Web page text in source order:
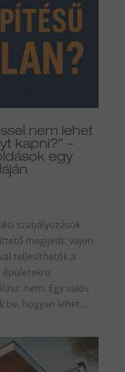
nem lehet
kapni?” –
egy
szabályozások
megijedt: vajon
teljesíthetők a
épületekre
nem. Egy valós
be, hogyan lehet...